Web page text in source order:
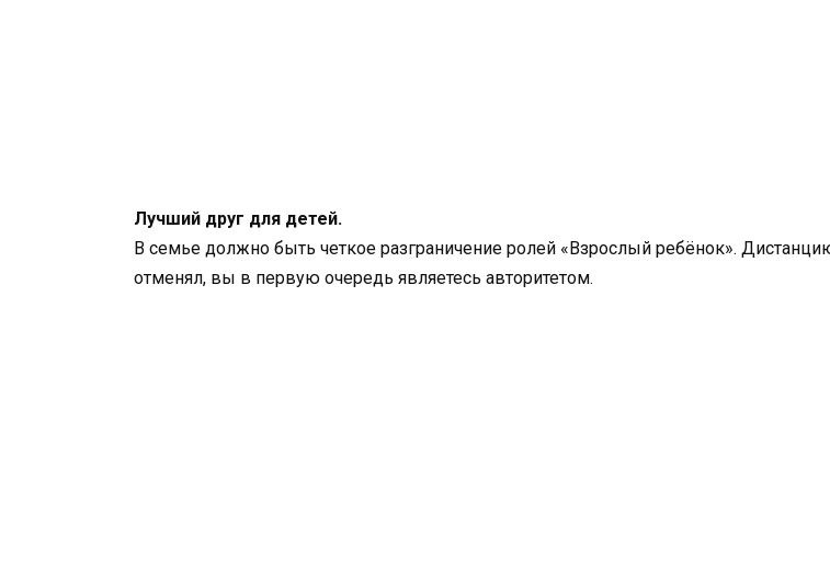
Лучший друг для детей.
В семье должно быть четкое разграничение ролей «Взрослый ребёнок».
отменял, вы в первую очередь являетесь авторитетом.